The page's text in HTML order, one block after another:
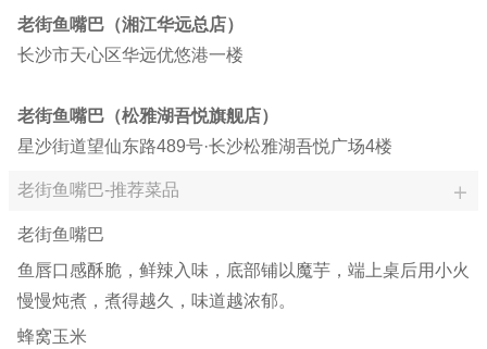
老街鱼嘴巴（湘江华远总店）
长沙市天心区华远优悠港一楼
老街鱼嘴巴（松雅湖吾悦旗舰店）
星沙街道望仙东路489号·长沙松雅湖吾悦广场4楼
老街鱼嘴巴-推荐菜品
老街鱼嘴巴
鱼唇口感酥脆，鲜辣入味，底部铺以魔芋，端上桌后用小火
慢慢炖煮，煮得越久，味道越浓郁。
蜂窝玉米